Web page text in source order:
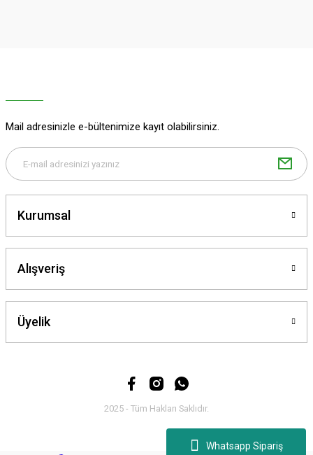
Whatsapp Sipariş
Bu ürüne benzer farklı alternatifler olmalı.
Mail adresinizle e-bültenimize kayıt olabilirsiniz.
Kurumsal
Alışveriş
Üyelik
2025 - Tüm Hakları Saklıdır.